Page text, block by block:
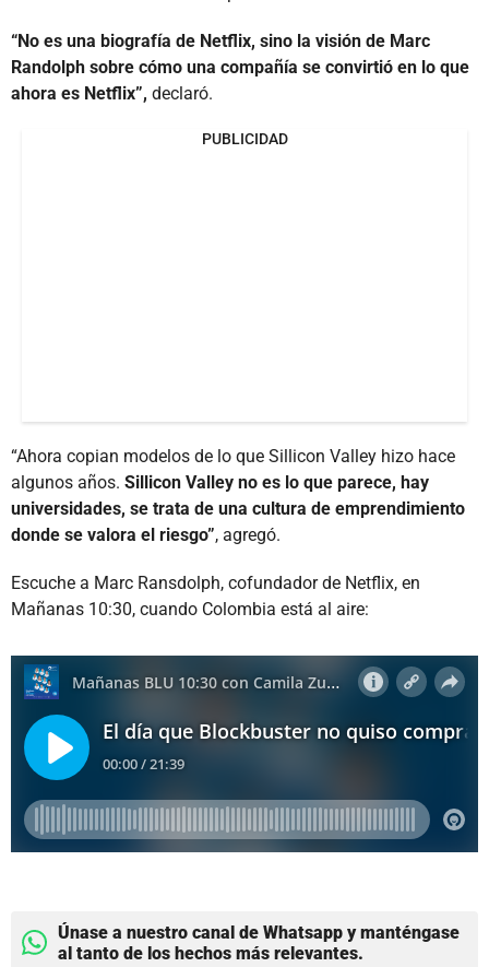
“No es una biografía de Netflix, sino la visión de Marc
Randolph sobre cómo una compañía se convirtió en lo que
ahora es Netflix”, declaró.
PUBLICIDAD
“Ahora copian modelos de lo que Sillicon Valley hizo hace
algunos años. Sillicon Valley no es lo que parece, hay
universidades, se trata de una cultura de emprendimiento
donde se valora el riesgo”, agregó.
Escuche a Marc Ransdolph, cofundador de Netflix, en
Mañanas 10:30, cuando Colombia está al aire:
Únase a nuestro canal de Whatsapp y manténgase
al tanto de los hechos más relevantes.